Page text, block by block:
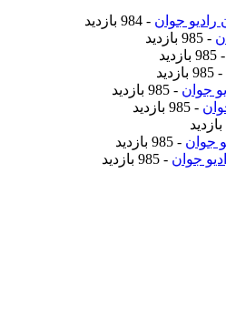
رادیو جوان - 984 بازدید
- 985 بازدید
- 985 بازدید
- 985 بازدید
جوان - 985 بازدید
- 985 بازدید
جوان - 985 بازدید
جوان - 985 بازدید